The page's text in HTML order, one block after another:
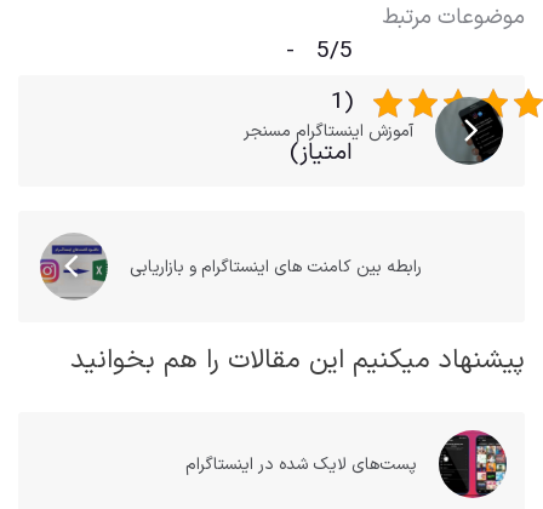
5/5 -
(1
امتیاز)
موضوعات مرتبط
آموزش اینستاگرام مسنجر
رابطه بین کامنت های اینستاگرام و بازاریابی
پیشنهاد میکنیم این مقالات را هم بخوانید
پست‌های لایک شده در اینستاگرام